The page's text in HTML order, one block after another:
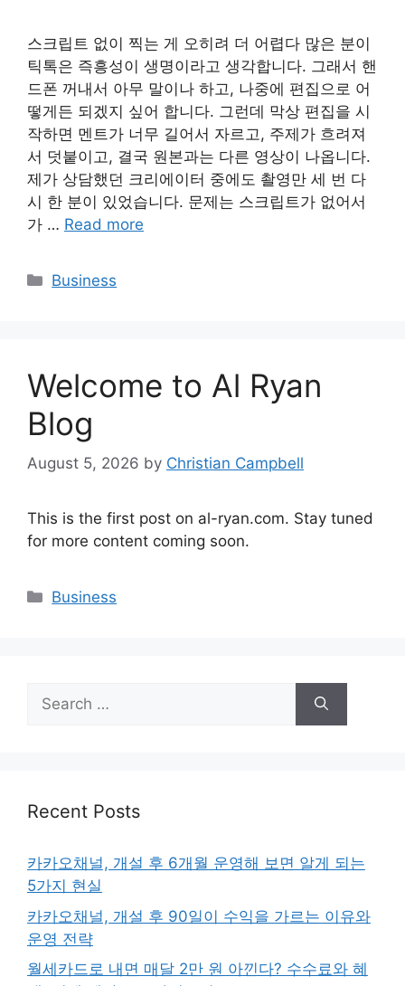
스크립트 없이 찍는 게 오히려 더 어렵다 많은 분이
틱톡은 즉흥성이 생명이라고 생각합니다. 그래서 핸
드폰 꺼내서 아무 말이나 하고, 나중에 편집으로 어
떻게든 되겠지 싶어 합니다. 그런데 막상 편집을 시
작하면 멘트가 너무 길어서 자르고, 주제가 흐려져
서 덧붙이고, 결국 원본과는 다른 영상이 나옵니다.
제가 상담했던 크리에이터 중에도 촬영만 세 번 다
시 한 분이 있었습니다. 문제는 스크립트가 없어서
가 … Read more
Categories
Business
Welcome to Al Ryan
Blog
August 5, 2026 by Christian Campbell
This is the first post on al-ryan.com. Stay tuned
for more content coming soon.
Categories
Business
Search
for:
Recent Posts
카카오채널, 개설 후 6개월 운영해 보면 알게 되는
5가지 현실
카카오채널, 개설 후 90일이 수익을 가르는 이유와
운영 전략
월세카드로 내면 매달 2만 원 아낀다? 수수료와 혜